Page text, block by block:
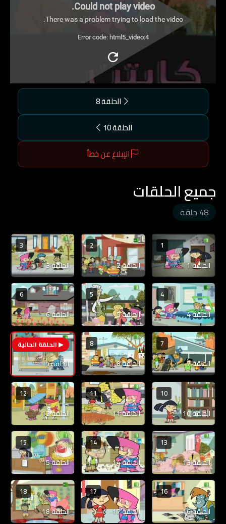
Could not play video.
There was a problem trying to load the video.
Error code: html5_video:4
الحلقة 8
الحلقة 10
الإبلاغ عن خطأ
جميع الحلقات
48 حلقة
1
الحلقة 1
2
الحلقة 2
3
الحلقة 3
4
الحلقة 4
5
الحلقة 5
6
الحلقة 6
7
الحلقة 7
8
الحلقة 8
9
الحلقة 9
10
الحلقة 10
11
الحلقة 11
12
الحلقة 12
13
الحلقة 13
14
الحلقة 14
15
الحلقة 15
16
الحلقة 16
17
الحلقة 17
18
الحلقة 18